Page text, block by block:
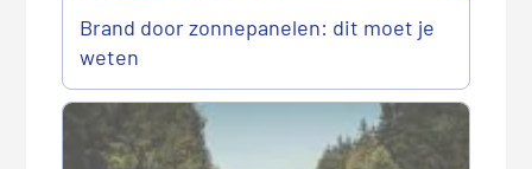
Brand door zonnepanelen: dit moet je
weten